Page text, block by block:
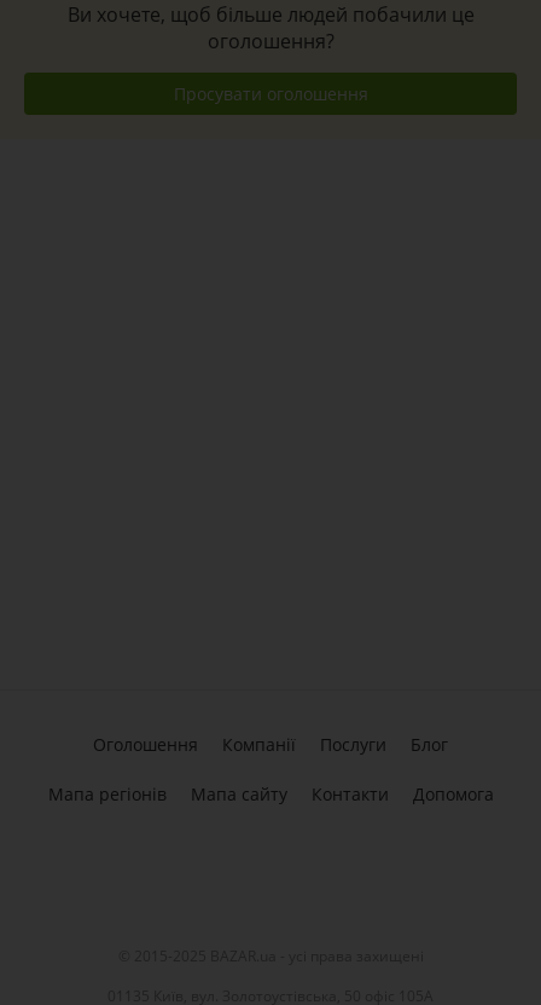
Ви хочете, щоб більше людей побачили це
оголошення?
Просувати оголошення
Оголошення Компанії Послуги Блог
Мапа регіонів Мапа сайту Контакти Допомога